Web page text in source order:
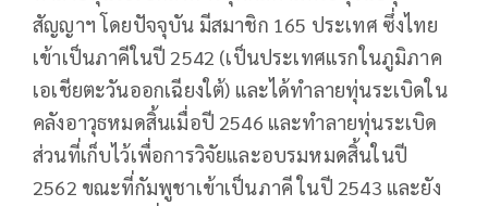
สัญญาฯ โดยปัจจุบัน มีสมาชิก 165 ประเทศ ซึ่งไทย
เข้าเป็นภาคีในปี 2542 (เป็นประเทศแรกในภูมิภาค
เอเชียตะวันออกเฉียงใต้) และได้ทำลายทุ่นระเบิดใน
คลังอาวุธหมดสิ้นเมื่อปี 2546 และทำลายทุ่นระเบิด
ส่วนที่เก็บไว้เพื่อการวิจัยและอบรมหมดสิ้นในปี
2562 ขณะที่กัมพูชาเข้าเป็นภาคี ในปี 2543 และยัง